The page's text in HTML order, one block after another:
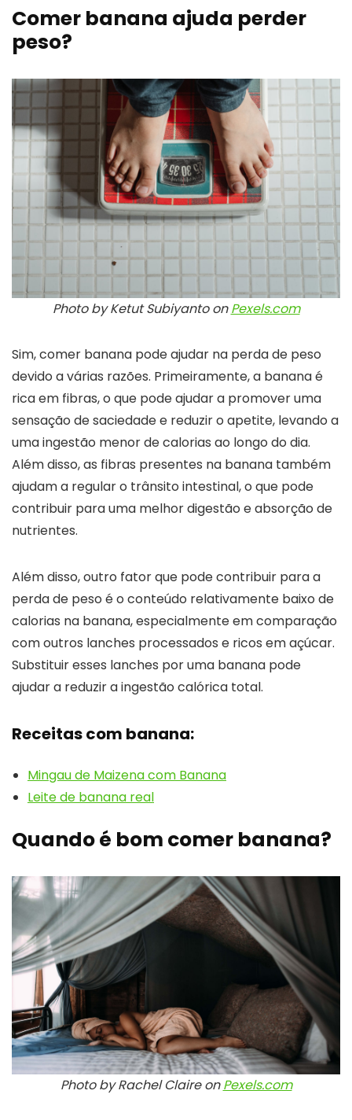
Comer banana ajuda perder
peso?
Photo by Ketut Subiyanto onPexels.com
Sim, comer banana pode ajudar na perda de peso
devido a várias razões. Primeiramente, a banana é
rica em fibras, o que pode ajudar a promover uma
sensação de saciedade e reduzir o apetite, levando a
uma ingestão menor de calorias ao longo do dia.
Além disso, as fibras presentes na banana também
ajudam a regular o trânsito intestinal, o que pode
contribuir para uma melhor digestão e absorção de
nutrientes.
Além disso, outro fator que pode contribuir para a
perda de peso é o conteúdo relativamente baixo de
calorias na banana, especialmente em comparação
com outros lanches processados e ricos em açúcar.
Substituir esses lanches por uma banana pode
ajudar a reduzir a ingestão calórica total.
Receitas com banana:
Mingau de Maizena com Banana
Leite de banana real
Quando é bom comer banana?
Photo by Rachel Claire onPexels.com